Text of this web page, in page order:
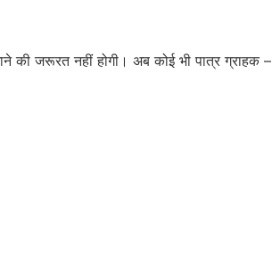
की जरूरत नहीं होगी। अब कोई भी पात्र ग्राहक –